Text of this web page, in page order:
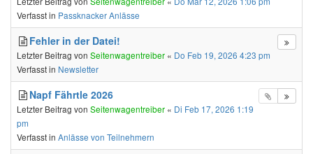
Verfasst in Passknacker Anlässe
Fehler in der Datei!
Letzter Beitrag von Seitenwagentreiber « Do Feb 19, 2026 4:23 pm
Verfasst in Newsletter
Napf Fährtle 2026
Letzter Beitrag von Seitenwagentreiber « Di Feb 17, 2026 1:19
pm
Verfasst in Anlässe von Teilnehmern